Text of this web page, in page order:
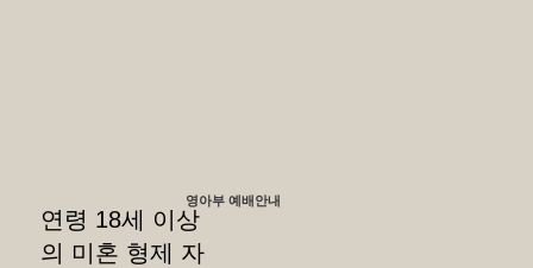
영아부 예배안내
연령 18세 이상
의 미혼 형제 자